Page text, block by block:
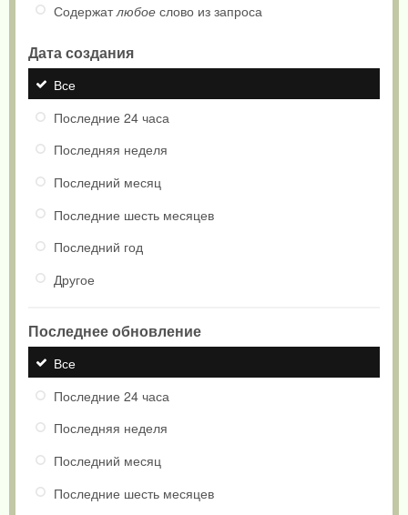
Содержатлюбое слово из запроса
Дата создания
Все
Последние 24 часа
Последняя неделя
Последний месяц
Последние шесть месяцев
Последний год
Другое
Последнее обновление
Все
Последние 24 часа
Последняя неделя
Последний месяц
Последние шесть месяцев